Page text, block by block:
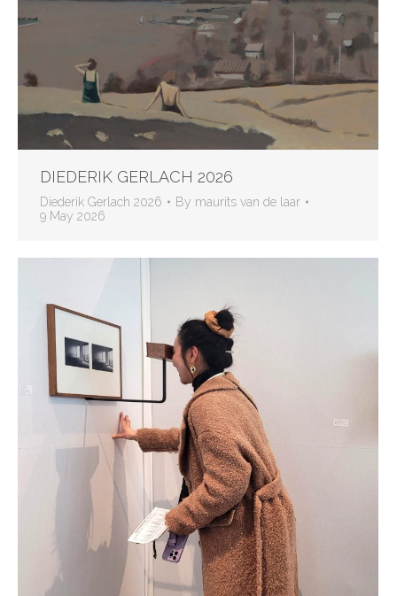
DIEDERIK GERLACH 2026
Diederik Gerlach 2026 By maurits van de laar
9 May 2026